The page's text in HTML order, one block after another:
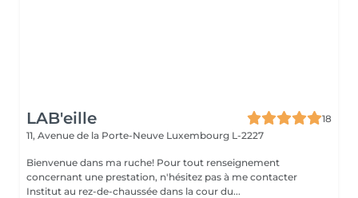
LAB'eille
18
11, Avenue de la Porte-Neuve Luxembourg L-2227
Bienvenue dans ma ruche! Pour tout renseignement
concernant une prestation, n'hésitez pas à me contacter
Institut au rez-de-chaussée dans la cour du...